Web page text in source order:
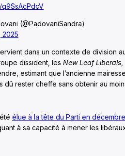
(@PadovaniSandra)
2025
dans un contexte de division
dissident, les New Leaf Liberals
estimant que l’ancienne
dû rester cheffe sans obtenir au
élue à la tête du Parti en décembre
à sa capacité à mener les